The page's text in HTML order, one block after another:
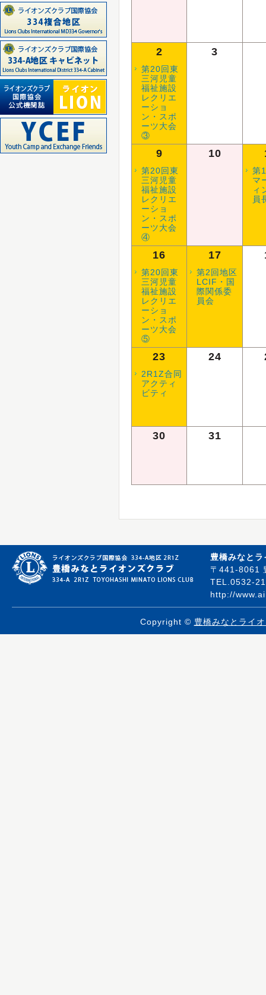
2
第20回東
三河児童
福祉施設
レクリエ
ーショ
ン・スポ
ーツ大会
③
3
9
第20回東
三河児童
福祉施設
レクリエ
ーショ
ン・スポ
ーツ大会
④
10
第
マ
ィ
員
16
第20回東
三河児童
福祉施設
レクリエ
ーショ
ン・スポ
ーツ大会
⑤
17
第2回地区
LCIF・国
際関係委
員会
23
2R1Z合同
アクティ
ビティ
24
30 31
豊橋みなと
〒441-8061
TEL.0532-
http://
Copyright © 豊橋みなとライ